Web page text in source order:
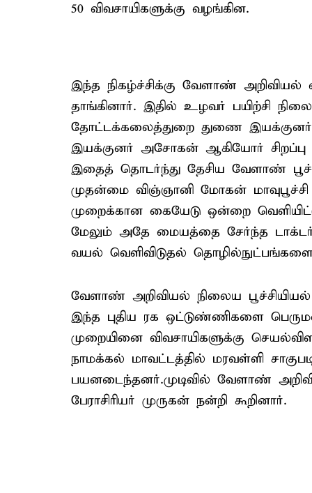
50 விவசாயிகளுக்கு வழங்கின.
இந்த நிகழ்ச்சிக்கு வேளாண்
தாங்கினார். இதில் உழவர் பயிற்சி
தோட்டக்கலைத்துறை துணை
இயக்குனர் அசோகன் ஆகியோர்
இதைத் தொடர்ந்து தேசிய வேளாண்
முதன்மை விஞ்ஞானி மோகன்
முறைக்கான கையேடு ஒன்றை
மேலும் அதே மையத்தை சேர்ந்த
வயல் வெளிவிடுதல் தொழில்நுட்பங்களை
வேளாண் அறிவியல் நிலைய
இந்த புதிய ரக ஒட்டுண்ணிகளை
முறையினை விவசாயிகளுக்கு
நாமக்கல் மாவட்டத்தில் மரவள்ளி
பயனடைந்தனர்.முடிவில் வேளாண்
பேராசிரியர் முருகன் நன்றி கூறினார்.